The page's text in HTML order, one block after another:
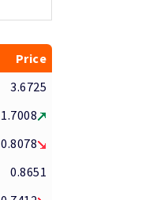
Price
3.6725
1.7008
0.8078
0.8651